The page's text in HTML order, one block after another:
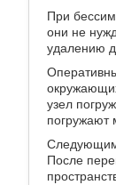
При
они не
удалению
узел
погружают
Следующим
После